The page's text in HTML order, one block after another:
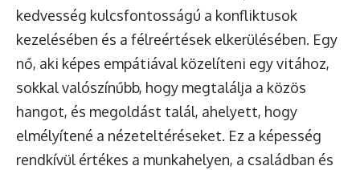
kedvesség kulcsfontosságú a konfliktusok
kezelésében és a félreértések elkerülésében. Egy
nő, aki képes empátiával közelíteni egy vitához,
sokkal valószínűbb, hogy megtalálja a közös
hangot, és megoldást talál, ahelyett, hogy
elmélyítené a nézeteltéréseket. Ez a képesség
rendkívül értékes a munkahelyen, a családban és